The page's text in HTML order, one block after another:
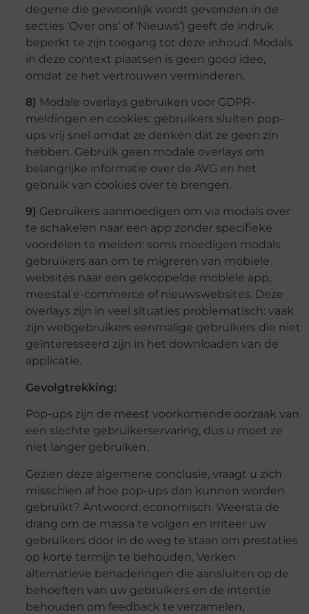
degene die gewoonlijk wordt gevonden in de
secties ‘Over ons’ of ‘Nieuws’) geeft de indruk
beperkt te zijn toegang tot deze inhoud. Modals
in deze context plaatsen is geen goed idee,
omdat ze het vertrouwen verminderen.
8) Modale overlays gebruiken voor GDPR-
meldingen en cookies: gebruikers sluiten pop-
ups vrij snel omdat ze denken dat ze geen zin
hebben. Gebruik geen modale overlays om
belangrijke informatie over de AVG en het
gebruik van cookies over te brengen.
9) Gebruikers aanmoedigen om via modals over
te schakelen naar een app zonder specifieke
voordelen te melden: soms moedigen modals
gebruikers aan om te migreren van mobiele
websites naar een gekoppelde mobiele app,
meestal e-commerce of nieuwswebsites. Deze
overlays zijn in veel situaties problematisch: vaak
zijn webgebruikers eenmalige gebruikers die niet
geïnteresseerd zijn in het downloaden van de
applicatie.
Gevolgtrekking:
Pop-ups zijn de meest voorkomende oorzaak van
een slechte gebruikerservaring, dus u moet ze
niet langer gebruiken.
Gezien deze algemene conclusie, vraagt ​​u zich
misschien af ​​hoe pop-ups dan kunnen worden
gebruikt? Antwoord: economisch. Weersta de
drang om de massa te volgen en irriteer uw
gebruikers door in de weg te staan ​​om prestaties
op korte termijn te behouden. Verken
alternatieve benaderingen die aansluiten op de
behoeften van uw gebruikers en de intentie
behouden om feedback te verzamelen,